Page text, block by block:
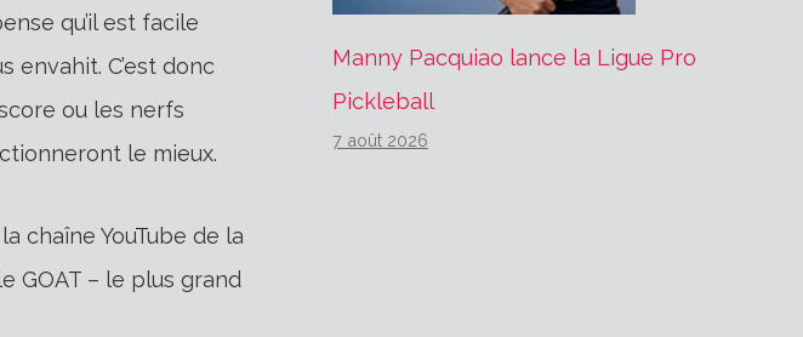
qu’il est facile
envahit. C’est donc
ou les nerfs
le mieux.
chaîne YouTube de la
GOAT – le plus grand
Manny Pacquiao lance la Ligue Pro
Pickleball
7 août 2026